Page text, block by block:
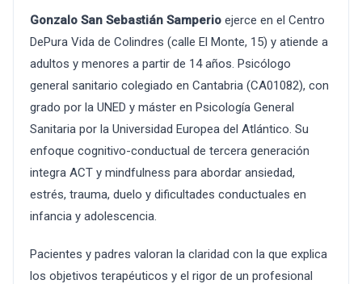
Gonzalo San Sebastián Samperio ejerce en el Centro
DePura Vida de Colindres (calle El Monte, 15) y atiende a
adultos y menores a partir de 14 años. Psicólogo
general sanitario colegiado en Cantabria (CA01082), con
grado por la UNED y máster en Psicología General
Sanitaria por la Universidad Europea del Atlántico. Su
enfoque cognitivo-conductual de tercera generación
integra ACT y mindfulness para abordar ansiedad,
estrés, trauma, duelo y dificultades conductuales en
infancia y adolescencia.
Pacientes y padres valoran la claridad con la que explica
los objetivos terapéuticos y el rigor de un profesional